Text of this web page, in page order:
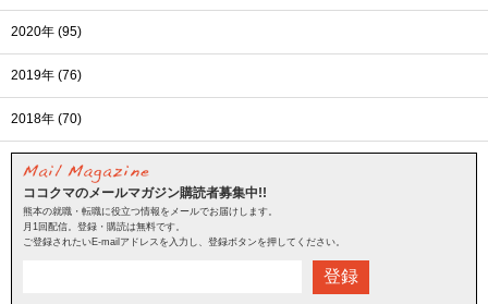
2020年 (95)
2019年 (76)
2018年 (70)
ココクマのメールマガジン購読者募集中!!
熊本の就職・転職に役立つ情報をメールでお届けします。
月1回配信。登録・購読は無料です。
ご登録されたいE-mailアドレスを入力し、登録ボタンを押してください。
登録